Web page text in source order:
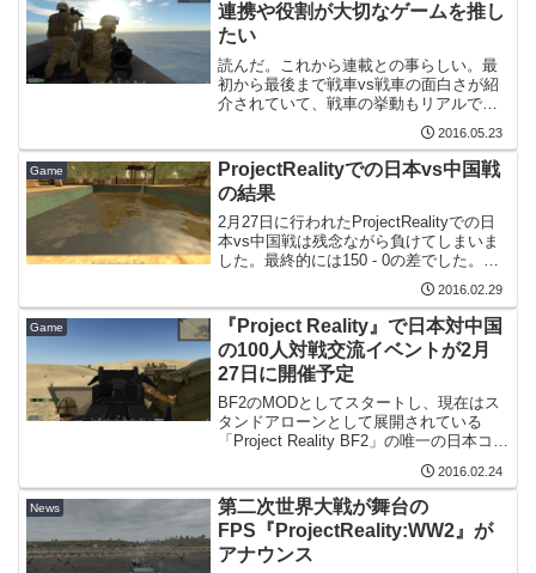
連携や役割が大切なゲームを推し
たい
読んだ。これから連載との事らしい。最
初から最後まで戦車vs戦車の面白さが紹
介されていて、戦車の挙動もリアルでガ
ルパン内の戦車も登場するぞとWorld of
Tank推しの記事でした。自分としても
WoTは戦車vs戦車を楽しめる作品で、そ
の先に...
2016.05.23
Game
ProjectRealityでの日本vs中国戦
の結果
2月27日に行われたProjectRealityでの日
本vs中国戦は残念ながら負けてしまいま
した。最終的には150 - 0の差でした。強
かったですね。試合の流れとかを見たい
方にはこちらの動画。歩兵分隊で分隊長
をやっていたatoli_kusa...
2016.02.29
Game
『Project Reality』で日本対中国
の100人対戦交流イベントが2月
27日に開催予定
BF2のMODとしてスタートし、現在はス
タンドアローンとして展開されている
「Project Reality BF2」の唯一の日本コミ
ュニティで、日本vs中国の交流イベント
の開催が告知されました。実は前々から
日本対中国の話はあったんですが(1...
2016.02.24
News
第二次世界大戦が舞台の
FPS『ProjectReality:WW2』が
アナウンス